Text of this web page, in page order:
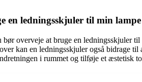
en ledningsskjuler til min
overveje at bruge en ledningsskjuler
kan en ledningsskjuler også bidrage
i rummet og tilføje et æstetisk